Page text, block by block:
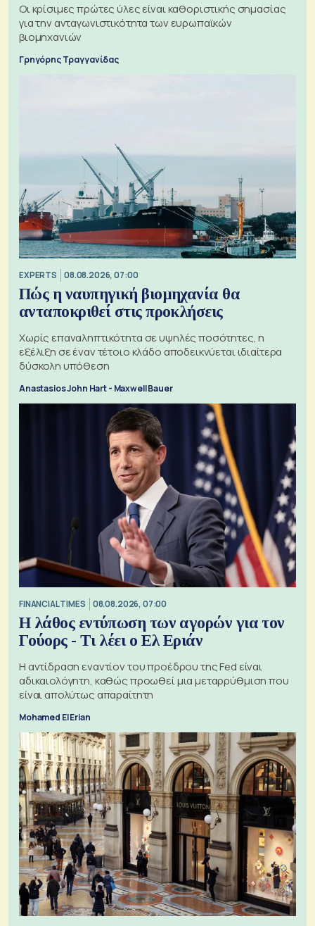
Οι κρίσιμες πρώτες ύλες είναι καθοριστικής σημασίας
για την ανταγωνιστικότητα των ευρωπαϊκών
βιομηχανιών
Γρηγόρης Τραγγανίδας
EXPERTS 08.08.2026, 07:00
Πώς η ναυπηγική βιομηχανία θα
ανταποκριθεί στις προκλήσεις
Χωρίς επαναληπτικότητα σε υψηλές ποσότητες, η
εξέλιξη σε έναν τέτοιο κλάδο αποδεικνύεται ιδιαίτερα
δύσκολη υπόθεση
Anastasios John Hart - Maxwell Bauer
FINANCIAL TIMES 08.08.2026, 07:00
Η λάθος εντύπωση των αγορών για τον
Γούορς - Τι λέει ο Ελ Εριάν
Η αντίδραση εναντίον του προέδρου της Fed είναι
αδικαιολόγητη, καθώς προωθεί μια μεταρρύθμιση που
είναι απολύτως απαραίτητη
Mohamed El Erian